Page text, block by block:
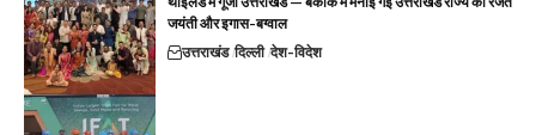
जयंती और इगास-बग्वाल
उत्तराखंड दिल्ली देश-विदेश